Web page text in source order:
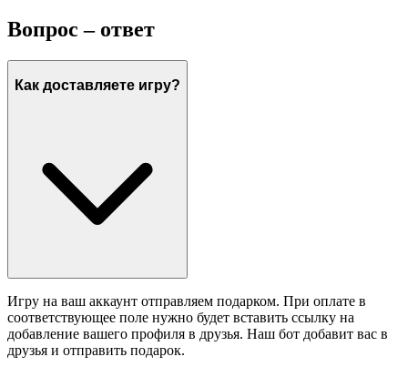
Вопрос – ответ
Как доставляете игру?
Игру на ваш аккаунт отправляем подарком. При оплате в
соответствующее поле нужно будет вставить ссылку на
добавление вашего профиля в друзья. Наш бот добавит вас в
друзья и отправить подарок.